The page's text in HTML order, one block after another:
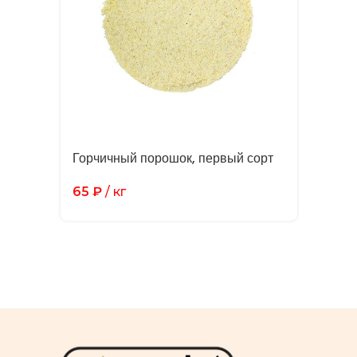
Горчичный порошок, первый сорт
65 ₽ / кг